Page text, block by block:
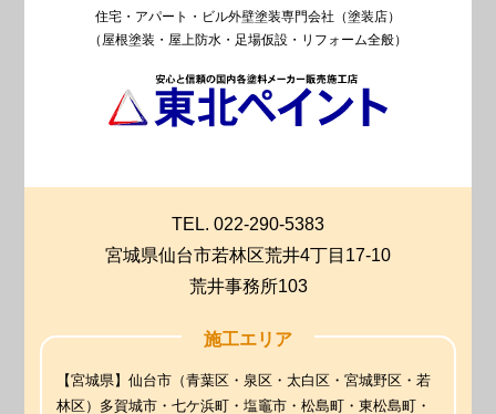
住宅・アパート・ビル外壁塗装専門会社（塗装店）
（屋根塗装・屋上防水・足場仮設・リフォーム全般）
TEL. 022-290-5383
宮城県仙台市若林区荒井4丁目17-10
荒井事務所103
施工エリア
【宮城県】仙台市（青葉区・泉区・太白区・宮城野区・若
林区）多賀城市・七ケ浜町・塩竈市・松島町・東松島町・